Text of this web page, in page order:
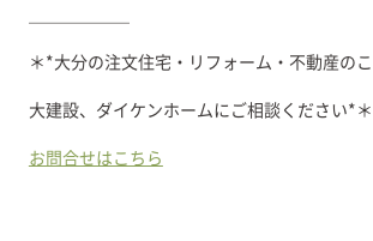
＊*大分の注文住宅・リフォーム・不動産の
大建設、ダイケンホームにご相談ください*＊
お問合せはこちら